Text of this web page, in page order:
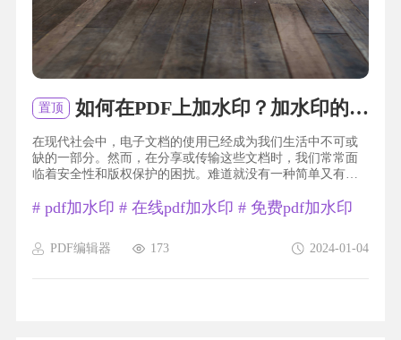
置顶 如何在PDF上加水印？加水印的方法是什么？
在现代社会中，电子文档的使用已经成为我们生活中不可或
缺的一部分。然而，在分享或传输这些文档时，我们常常面
临着安全性和版权保护的困扰。难道就没有一种简单又有效
家介绍一种妙招——PDF加水印。无论是为了提高文件的可辨
非常实用的工具。让我们一起来探索这个令人惊叹的功能
吧！pdf加水印福昕PDF编辑器产品可以轻松实现对PDF文件
PDF编辑器 2024-01-04
173
# pdf加水印 # 在线pdf加水印 # 免费pdf加水印